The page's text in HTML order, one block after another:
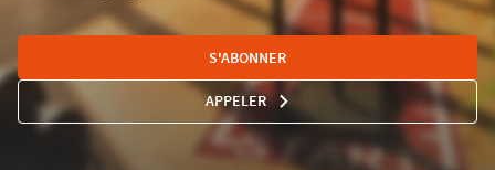
S'ABONNER
APPELERAFFICHER
LE
NUMÉRO